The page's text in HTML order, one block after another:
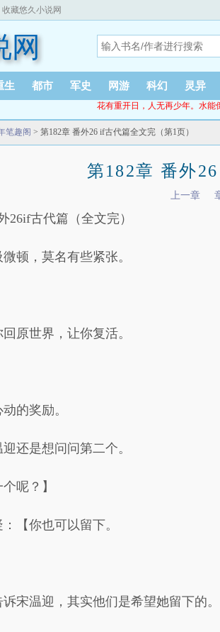
收藏悠久小说网
网
生 都市 军史 网游 科幻 灵异
花有重开日，人无再少年。水能
笔趣阁 > 第182章 番外26 if古代篇全文完（第1页）
第182章 番外
上一章
26if古代篇（全文完）
顿，莫名有些紧张。
回原世界，让你复活。
的奖励。
还是想问问第二个。
呢？】
【你也可以留下。
宋温迎，其实他们是希望她留下的。